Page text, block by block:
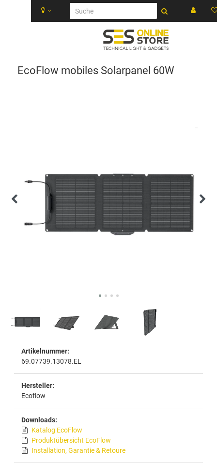
EcoFlow mobiles Solarpanel 60W
Artikelnummer:
69.07739.13078.EL
Hersteller:
Ecoflow
Downloads:
Katalog EcoFlow
Produktübersicht EcoFlow
Installation, Garantie & Retoure